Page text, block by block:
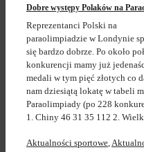
Dobre występy Polaków na
Reprezentanci Polski na
paraolimpiadzie w Londynie
się bardzo dobrze. Po około
konkurencji mamy już
medali w tym pięć złotych co
nam dziesiątą lokatę w tabeli
Paraolimpiady (po 228
1. Chiny 46 31 35 112 2.
Aktualności sportowe,